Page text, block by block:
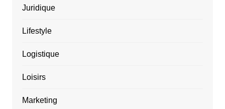
Juridique
Lifestyle
Logistique
Loisirs
Marketing